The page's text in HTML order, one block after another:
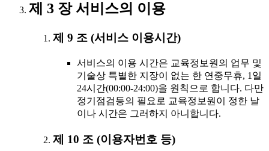
제 3 장 서비스의 이용
제 9 조 (서비스 이용시간)
서비스의 이용 시간은 교육정보원의 업무 및
기술상 특별한 지장이 없는 한 연중무휴, 1일
24시간(00:00-24:00)을 원칙으로 합니다. 다만
정기점검등의 필요로 교육정보원이 정한 날
이나 시간은 그러하지 아니합니다.
제 10 조 (이용자번호 등)